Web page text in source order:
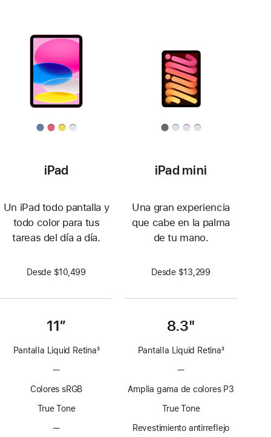
iPad
Un iPad todo pantalla y
todo color para tus
tareas del día a día.
Desde $10,499
11”
Pantalla Liquid Retina3
—Sin
ProMotion
Colores sRGB
True Tone
—Sin
iPad mini
Una gran experiencia
que cabe en la palma
de tu mano.
Desde $13,299
8.3"
Pantalla Liquid Retina
pie
3
—Sin
ProMotion
Amplia gama de colores P3
True Tone
Revestimiento antirreflejo